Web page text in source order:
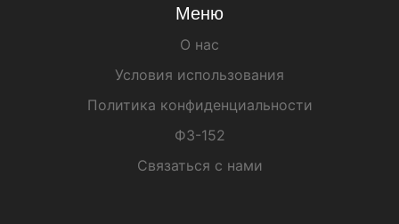
Меню
О нас
Условия использования
Политика конфиденциальности
ФЗ-152
Связаться с нами